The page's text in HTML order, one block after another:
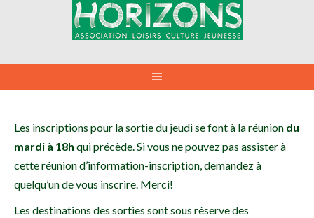
Les inscriptions pour la sortie du jeudi se font à la réunion du
mardi à 18h qui précède. Si vous ne pouvez pas assister à
cette réunion d’information-inscription, demandez à
quelqu’un de vous inscrire. Merci!
Les destinations des sorties sont sous réserve des